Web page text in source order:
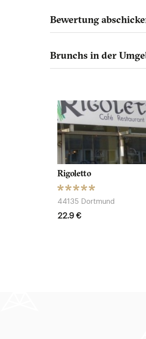
Bewertung
Brunchs in der
Rigoletto
44135 Dortmund
22.9 €